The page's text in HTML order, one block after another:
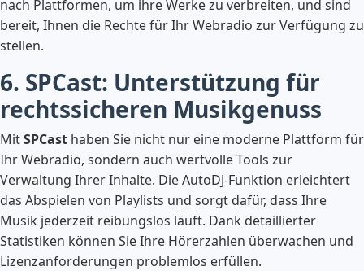
nach Plattformen, um ihre Werke zu verbreiten, und sind
bereit, Ihnen die Rechte für Ihr Webradio zur Verfügung zu
stellen.
6. SPCast: Unterstützung für
rechtssicheren Musikgenuss
MitSPCast haben Sie nicht nur eine moderne Plattform für
Ihr Webradio, sondern auch wertvolle Tools zur
Verwaltung Ihrer Inhalte. Die AutoDJ-Funktion erleichtert
das Abspielen von Playlists und sorgt dafür, dass Ihre
Musik jederzeit reibungslos läuft. Dank detaillierter
Statistiken können Sie Ihre Hörerzahlen überwachen und
Lizenzanforderungen problemlos erfüllen.